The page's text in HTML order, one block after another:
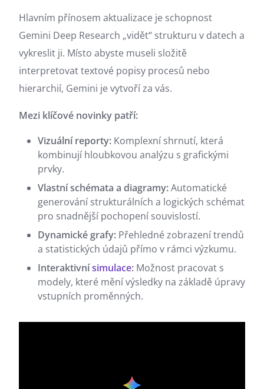
Hlavním přínosem aktualizace je schopnost
Gemini Deep Research „vidět“ strukturu v datech a
vykreslit ji. Místo abyste museli složitě
interpretovat textové popisy procesů nebo
hierarchií, Gemini je vytvoří za vás.
Mezi klíčové novinky patří:
Vizuální reporty: Komplexní shrnutí, která
kombinují hloubkovou analýzu s grafickými
prvky.
Vlastní schémata a diagramy:Automatické
generování strukturálních a logických schémat
pro snadnější pochopení souvislostí.
Dynamické grafy: Přehledné zobrazení trendů
a statistických údajů přímo v rámci výzkumu.
Interaktivnísimulace: Možnost pracovat s
modely, které mění výsledky na základě úpravy
vstupních proměnných.